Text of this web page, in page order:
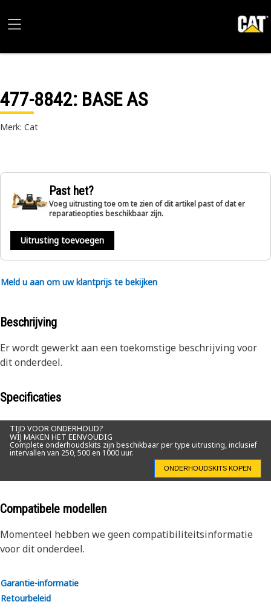
477-8842: BASE AS
Merk: Cat
Past het?
Voeg uitrusting toe om te zien of dit artikel past of dat er
reparatieopties beschikbaar zijn.
Uitrusting toevoegen
Meld u aan om uw klantprijs te bekijken
Beschrijving
Er wordt gewerkt aan een toekomstige beschrijving voor
dit onderdeel.
Specificaties
TIJD VOOR ONDERHOUD?
WIJ MAKEN HET EENVOUDIG
Complete onderhoudskits zijn beschikbaar per type uitrusting, inclusief
intervallen van 250, 500 en 1000 uur.
ONDERHOUDSKITS KOPEN
Compatibele modellen
Momenteel hebben we geen compatibiliteitsinformatie
voor dit onderdeel.
Garantie-informatie
Retourbeleid